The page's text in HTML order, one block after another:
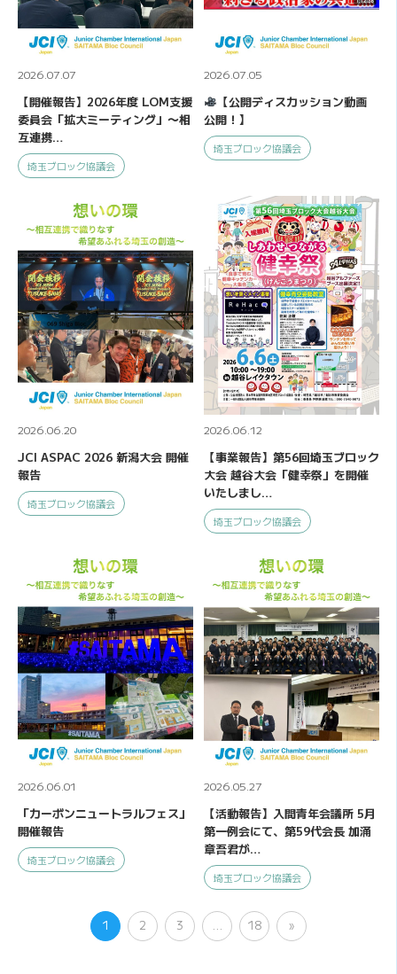
2026.07.07
【開催報告】2026年度 LOM支援
委員会「拡大ミーティング」〜相
互連携…
埼玉ブロック協議会
2026.07.05
【公開ディスカッション動画
公開！】
埼玉ブロック協議会
2026.06.20
JCI ASPAC 2026 新潟大会 開催
報告
埼玉ブロック協議会
2026.06.12
【事業報告】第56回埼玉ブロック
大会 越谷大会「健幸祭」を開催
いたしまし…
埼玉ブロック協議会
2026.06.01
「カーボンニュートラルフェス」
開催報告
埼玉ブロック協議会
2026.05.27
【活動報告】入間青年会議所 5月
第一例会にて、第59代会長 加涌
章吾君が…
埼玉ブロック協議会
1 2 3 18 »